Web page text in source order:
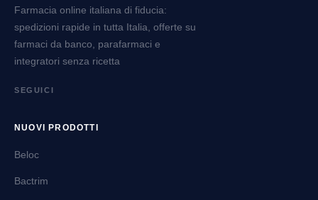
Farmacia online italiana di fiducia:
spedizioni rapide in tutta Italia, offerte su
farmaci da banco, parafarmaci e
integratori senza ricetta
SEGUICI
NUOVI PRODOTTI
Beloc
Bactrim